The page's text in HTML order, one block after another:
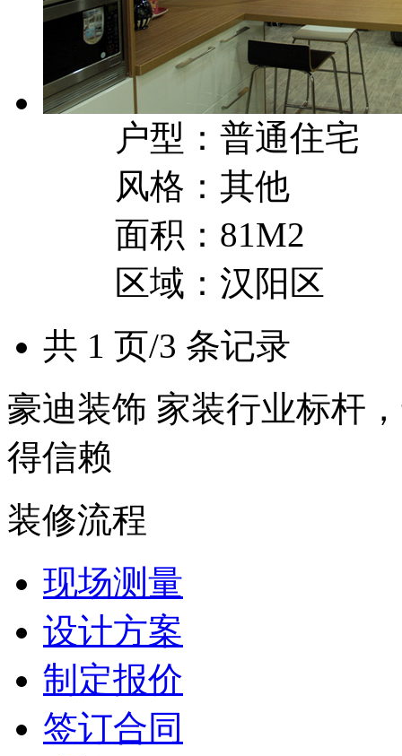
户型：普通住宅
风格：其他
面积：81M2
区域：汉阳区
共 1 页/3 条记录
豪迪装饰 家装行业标杆
得信赖
装修流程
现场测量
设计方案
制定报价
签订合同